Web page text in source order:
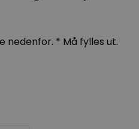
nedenfor. * Må fylles ut.